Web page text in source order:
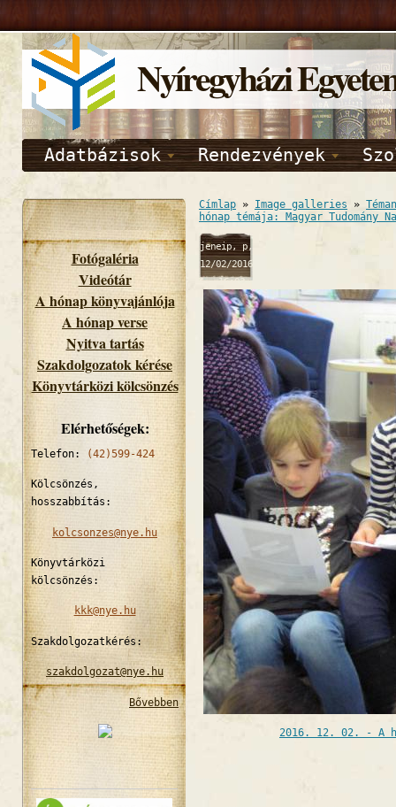
Nyíregyházi
Adatbázisok Rendezvények
Fotógaléria
Videótár
A hónap könyvajánlója
A hónap verse
Nyitva tartás
Szakdolgozatok kérése
Könyvtárközi kölcsönzés
Elérhetőségek:
Telefon: (42)599-424
Kölcsönzés,
hosszabbítás:
kolcsonzes@nye.hu
Könyvtárközi
kölcsönzés:
kkk@nye.hu
Szakdolgozatkérés:
szakdolgozat@nye.hu
Bővebben
Címlap » Image galleries »
hónap témája: Magyar Tudomány
jeneip, p,
12/02/2016
- 16:03
2016. 12. 02. - A